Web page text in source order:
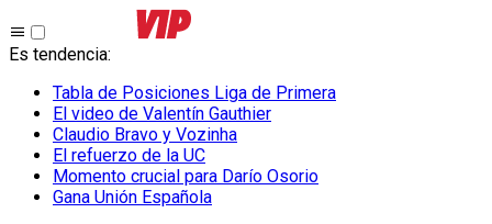
Es tendencia:
Tabla de Posiciones Liga de Primera
El video de Valentín Gauthier
Claudio Bravo y Vozinha
El refuerzo de la UC
Momento crucial para Darío Osorio
Gana Unión Española